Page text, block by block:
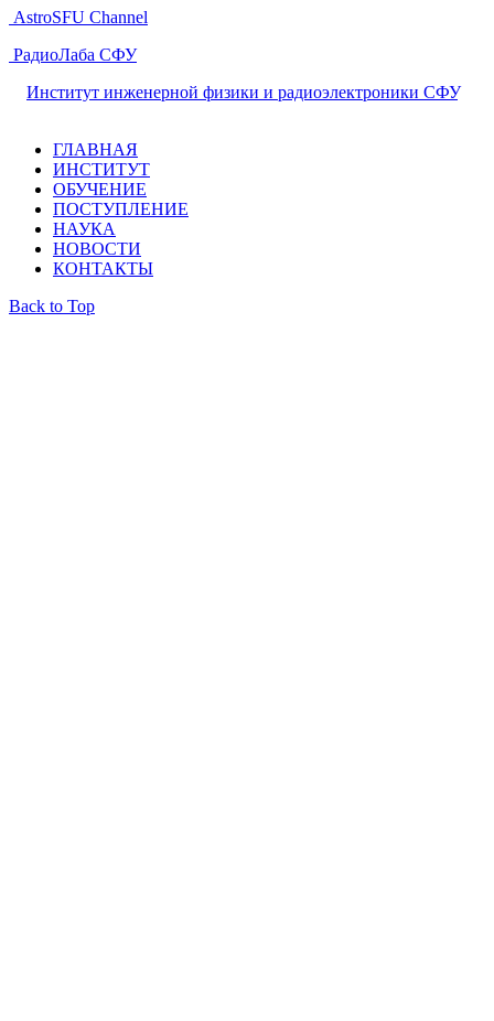
AstroSFU Channel
РадиоЛаба СФУ
Институт инженерной физики и радиоэлектроники СФУ,
ГЛАВНАЯ
ИНСТИТУТ
ОБУЧЕНИЕ
ПОСТУПЛЕНИЕ
НАУКА
НОВОСТИ
КОНТАКТЫ
Back to Top